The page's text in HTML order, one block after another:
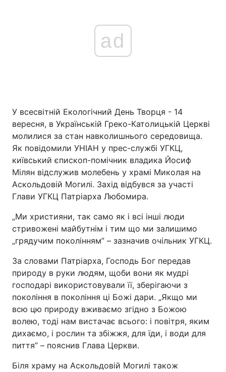
ad
У всесвітній Екологічний День Творця - 14
вересня, в Українській Греко-Католицькій Церкві
молилися за стан навколишнього середовища.
Як повідомили УНІАН у прес-службі УГКЦ,
київський єпископ-помічник владика Йосиф
Мілян відслужив молебень у храмі Миколая на
Аскольдовій Могилі. Захід відбувся за участі
Глави УГКЦ Патріарха Любомира.
„Ми християни, так само як і всі інші люди
стривожені майбутнім і тим що ми залишимо
„грядучим поколінням” – зазначив очільник УГКЦ.
За словами Патріарха, Господь Бог передав
природу в руки людям, щоби вони як мудрі
господарі використовували її, зберігаючи з
покоління в покоління ці Божі дари. „Якщо ми
всю цю природу вживаємо згідно з Божою
волею, тоді нам вистачає всього: і повітря, яким
дихаємо, і рослин та збіжжя, для їди, і води для
пиття” – пояснив Глава Церкви.
Біля храму на Аскольдовій Могилі також